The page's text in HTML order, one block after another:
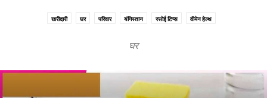
खरीदारी घर परिवार यंगिस्तान रसोई टिप्स वीमेन हेल्थ
घर